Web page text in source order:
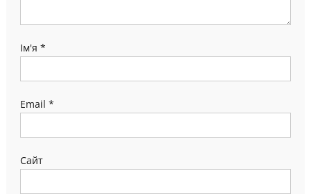
Ім'я *
Email *
Сайт